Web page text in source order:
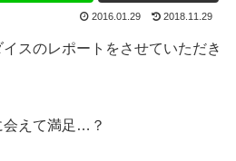
2016.01.29 2018.11.29
スのレポートをさせていただき
会えて満足…？